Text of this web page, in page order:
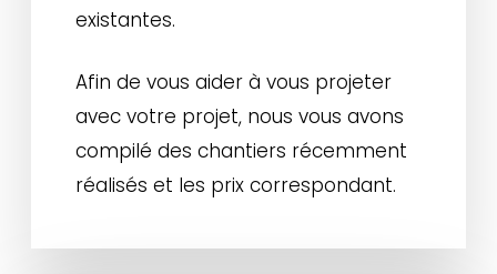
existantes.
Afin de vous aider à vous projeter
avec votre projet, nous vous avons
compilé des chantiers récemment
réalisés et les prix correspondant.